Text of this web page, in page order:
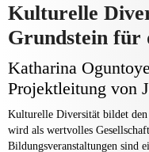
Kulturelle
Grundstein für
Katharina
Projektleitung von
Kulturelle Diversität bildet
wird als wertvolles
Bildungsveranstal­tungen sind